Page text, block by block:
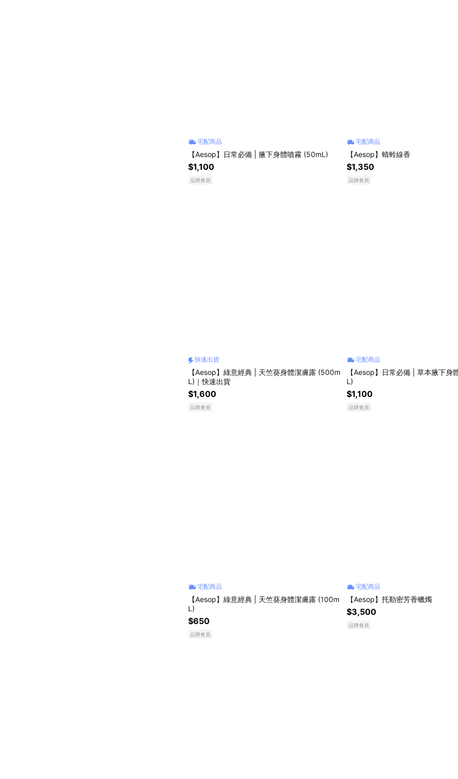
宅配商品
【Aesop】日常必備 | 腋下身體噴霧 (50mL)
$1,100
品牌會員
宅配商品
【Aesop】蜻蛉線香
$1,350
品牌會員
快速出貨
【Aesop】綠意經典 | 天竺葵身體潔膚露 (500m
L)｜快速出貨
$1,600
品牌會員
宅配商品
【Aesop】日常必備 | 草本腋下身
L)
$1,100
品牌會員
宅配商品
【Aesop】綠意經典 | 天竺葵身體潔膚露 (100m
L)
$650
品牌會員
宅配商品
【Aesop】托勒密芳香蠟燭
$3,500
品牌會員